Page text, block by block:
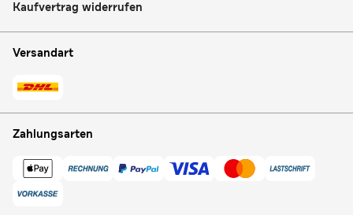
Kaufvertrag widerrufen
Versandart
Zahlungsarten